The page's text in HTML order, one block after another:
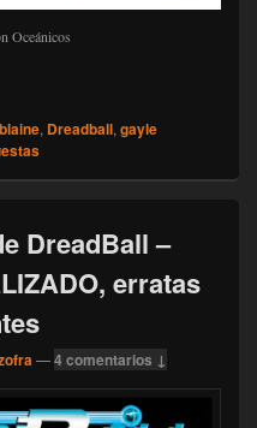
Oceánicos
Sphyr, por Guillermo Ferrer
blaine, Dreadball, gayle
DreadBall –
erratas
—4 comentarios ↓